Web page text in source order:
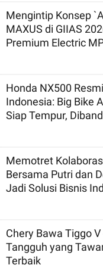
Mengintip Konsep
MAXUS di GIIAS
Premium Electric
Honda NX500
Indonesia: Big Bike
Siap Tempur,
Memotret
Bersama Putri dan
Jadi Solusi Bisnis
Chery Bawa Tiggo
Tangguh yang
Terbaik